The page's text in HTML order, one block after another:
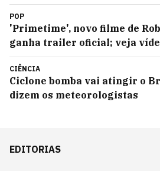
POP
'Primetime', novo filme de
ganha trailer oficial; veja
CIÊNCIA
Ciclone bomba vai atingir o
dizem os meteorologistas
EDITORIAS